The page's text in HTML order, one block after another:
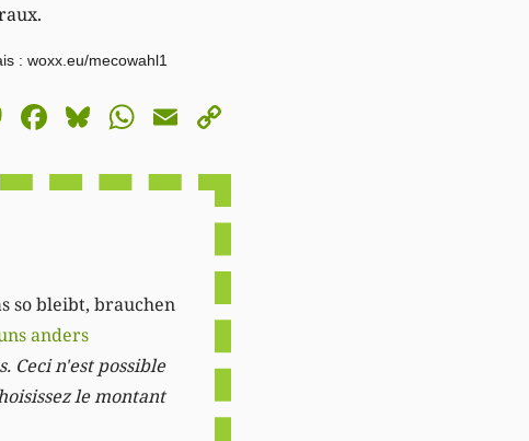
: woxx.eu/mecowahl1
Mastodon
Facebook
Bluesky
WhatsApp
Email
so bleibt, brauchen
anders
Ceci n'est possible
le montant